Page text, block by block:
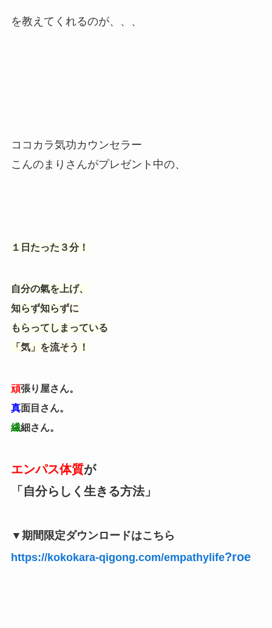
を教えてくれるのが、、、
ココカラ気功カウンセラー
こんのまりさんがプレゼント中の、
１日たった３分！
自分の氣を上げ、
知らず知らずに
もらってしまっている
「気」を流そう！
頑張り屋さん。
真面目さん。
繊細さん。
エンパス体質が
「自分らしく生きる方法」
▼期間限定ダウンロードはこちら
https://kokokara-qigong.com/empathylife?roe